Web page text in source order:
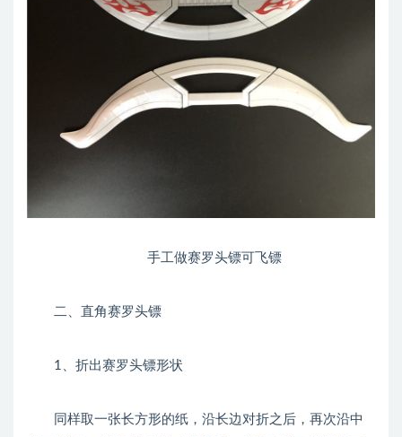
手工做赛罗头镖可飞镖
二、直角赛罗头镖
1、折出赛罗头镖形状
同样取一张长方形的纸，沿长边对折之后，再次沿中